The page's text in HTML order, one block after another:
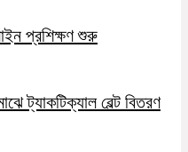
প্রশিক্ষণ শুরু
ট্যাকটিক্যাল বেল্ট বিতরণ